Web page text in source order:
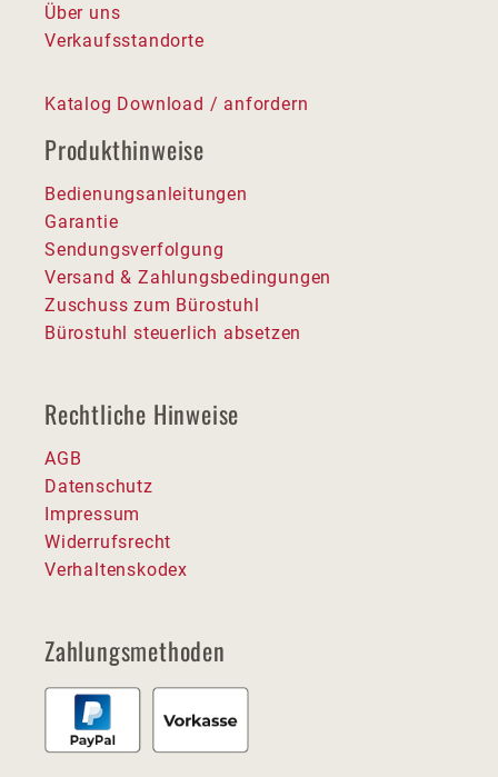
Über uns
Verkaufsstandorte
Katalog Download / anfordern
Produkthinweise
Bedienungsanleitungen
Garantie
Sendungsverfolgung
Versand & Zahlungsbedingungen
Zuschuss zum Bürostuhl
Bürostuhl steuerlich absetzen
Rechtliche Hinweise
AGB
Datenschutz
Impressum
Widerrufsrecht
Verhaltenskodex
Zahlungsmethoden